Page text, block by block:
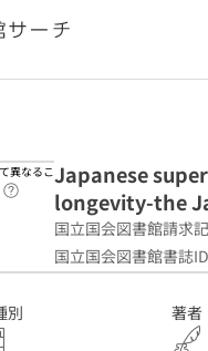
異なるこ
ヘルプページへのリン
Japanese
longevity-the
国立国会図書館請求
国立国会図書館書誌ID
別 著者